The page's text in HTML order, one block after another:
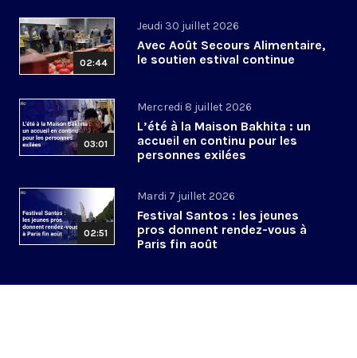
02:44
Jeudi 30 juillet 2026
Avec Août Secours Alimentaire,
le soutien estival continue
03:01
Mercredi 8 juillet 2026
L’été à la Maison Bakhita : un
accueil en continu pour les
personnes exilées
02:51
Mardi 7 juillet 2026
Festival Santos : les jeunes
pros donnent rendez-vous à
Paris fin août